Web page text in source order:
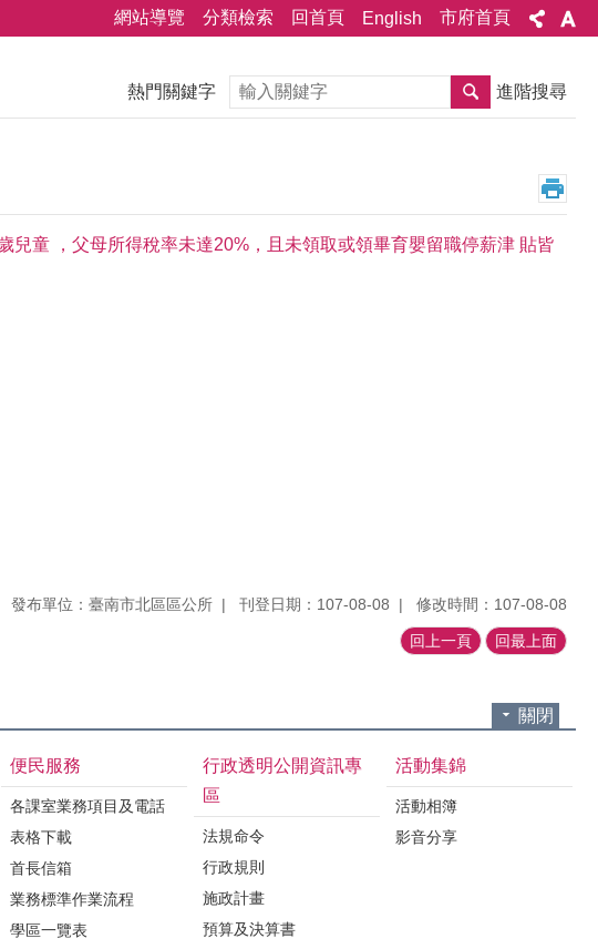
網站導覽 分類檢索 回首頁 English 市府首頁
熱門關鍵字 搜尋 進階搜尋
童 ，父母所得稅率未達20%，且未領取或領畢育嬰留職停薪津 貼皆
發布單位：臺南市北區區公所 刊登日期：107-08-08 修改時間：107-08-08
回上一頁 回最上面
關閉
便民服務
各課室業務項目及電話
表格下載
首長信箱
業務標準作業流程
學區一覽表
行政透明公開資訊專
區
法規命令
行政規則
施政計畫
預算及決算書
活動集錦
活動相簿
影音分享